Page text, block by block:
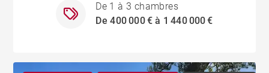
De 1 à 3 chambres
De 400 000 € à 1 440 000 €